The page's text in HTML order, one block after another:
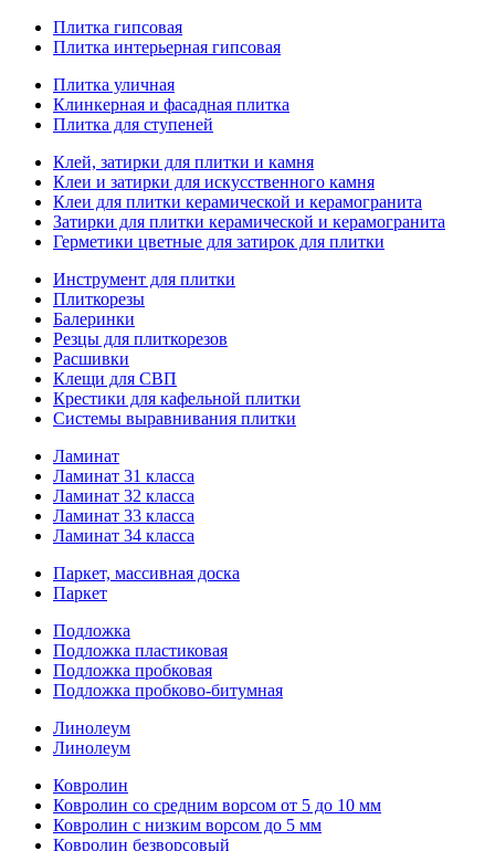
Плитка гипсовая
Плитка интерьерная гипсовая
Плитка уличная
Клинкерная и фасадная плитка
Плитка для ступеней
Клей, затирки для плитки и камня
Клеи и затирки для искусственного камня
Клеи для плитки керамической и керамогранита
Затирки для плитки керамической и керамогранита
Герметики цветные для затирок для плитки
Инструмент для плитки
Плиткорезы
Балеринки
Резцы для плиткорезов
Расшивки
Клещи для СВП
Крестики для кафельной плитки
Системы выравнивания плитки
Ламинат
Ламинат 31 класса
Ламинат 32 класса
Ламинат 33 класса
Ламинат 34 класса
Паркет, массивная доска
Паркет
Подложка
Подложка пластиковая
Подложка пробковая
Подложка пробково-битумная
Линолеум
Линолеум
Ковролин
Ковролин со средним ворсом от 5 до 10 мм
Ковролин с низким ворсом до 5 мм
Ковролин безворсовый